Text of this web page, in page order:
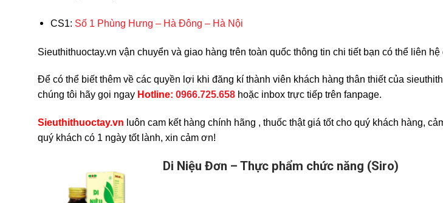
CS1: Số 1 Phùng Hưng – Hà Đông – Hà Nội
Sieuthithuoctay.vn vận chuyển và giao hàng trên toàn quốc thông tin chi tiết bạn có thể liên hệ
Để có thể biết thêm về các quyền lợi khi đăng kí thành viên khách hàng thân thiết của
chúng tôi hãy gọi ngay Hotline: 0966.725.658 hoặc inbox trực tiếp trên fanpage.
Sieuthithuoctay.vn luôn cam kết hàng chính hãng , thuốc thật giá tốt cho quý khách hàng,
quý khách có 1 ngày tốt lành, xin cảm ơn!
Di Niệu Đơn – Thực phẩm chức năng (Siro)